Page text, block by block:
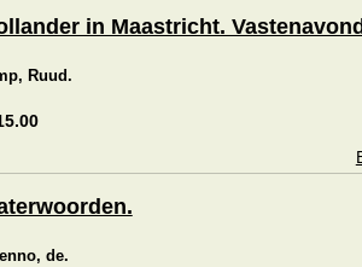
in Maastricht.
Ruud.
de.